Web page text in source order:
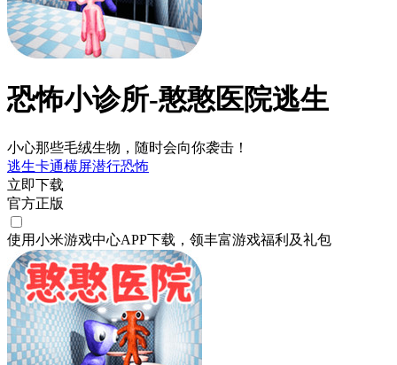
恐怖小诊所-憨憨医院逃生
小心那些毛绒生物，随时会向你袭击！
逃生卡通横屏潜行恐怖
立即下载
官方正版
使用小米游戏中心APP下载 ，领丰富游戏福利 及礼包